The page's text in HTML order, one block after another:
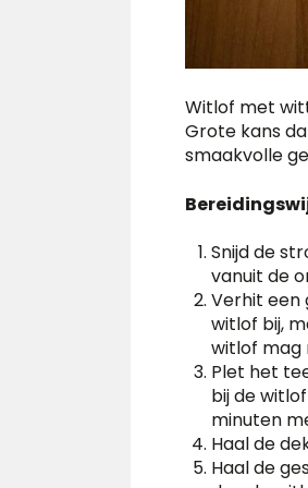
Witlof met
Grote kans
smaakvolle
Snijd de
vanuit de
Verhit een
witlof bij,
witlof mag
Plet het
bij de
minuten
Haal de
Haal de